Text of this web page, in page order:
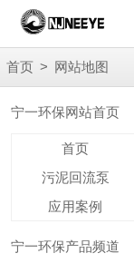
首页 > 网站地图
宁一环保网站首页
首页
污泥回流泵
应用案例
宁一环保产品频道